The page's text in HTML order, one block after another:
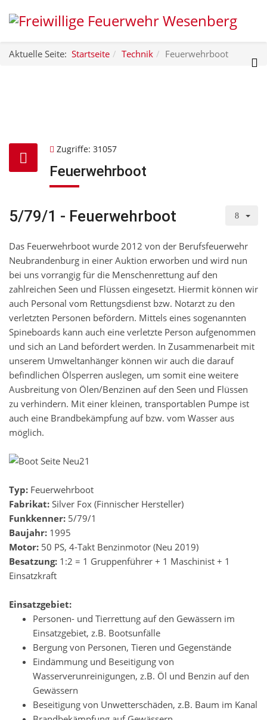
Aktuelle Seite: Startseite Technik Feuerwehrboot
Zugriffe: 31057
Feuerwehrboot
5/79/1 - Feuerwehrboot
Das Feuerwehrboot wurde 2012 von der Berufsfeuerwehr
Neubrandenburg in einer Auktion erworben und wird nun
bei uns vorrangig für die Menschenrettung auf den
zahlreichen Seen und Flüssen eingesetzt. Hiermit können wir
auch Personal vom Rettungsdienst bzw. Notarzt zu den
verletzten Personen befördern. Mittels eines sogenannten
Spineboards kann auch eine verletzte Person aufgenommen
und sich an Land befördert werden. In Zusammenarbeit mit
unserem Umweltanhänger können wir auch die darauf
befindlichen Ölsperren auslegen, um somit eine weitere
Ausbreitung von Ölen/Benzinen auf den Seen und Flüssen
zu verhindern. Mit einer kleinen, transportablen Pumpe ist
auch eine Brandbekämpfung auf bzw. vom Wasser aus
möglich.
Typ: Feuerwehrboot
Fabrikat: Silver Fox (Finnischer Hersteller)
Funkkenner: 5/79/1
Baujahr: 1995
Motor: 50 PS, 4-Takt Benzinmotor (Neu 2019)
Besatzung: 1:2 = 1 Gruppenführer + 1 Maschinist + 1
Einsatzkraft
Einsatzgebiet:
Personen- und Tierrettung auf den Gewässern im
Einsatzgebiet, z.B. Bootsunfälle
Bergung von Personen, Tieren und Gegenstände
Eindämmung und Beseitigung von
Wasserverunreinigungen, z.B. Öl und Benzin auf den
Gewässern
Beseitigung von Unwetterschäden, z.B. Baum im Kanal